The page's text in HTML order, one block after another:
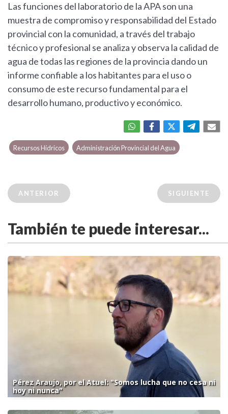
Las funciones del laboratorio de la APA son una
muestra de compromiso y responsabilidad del Estado
provincial con la comunidad, a través del trabajo
técnico y profesional se analiza y observa la calidad de
agua de todas las regiones de la provincia dando un
informe confiable a los habitantes para el uso o
consumo de este recurso fundamental para el
desarrollo humano, productivo y económico.
Recursos Hídricos Administración Provincial del Agua
ANTERIOR SIGUIENTE
También te puede interesar...
Pérez Araujo, por el Atuel: "Somos lucha que no cesa ni
hoy ni nunca"